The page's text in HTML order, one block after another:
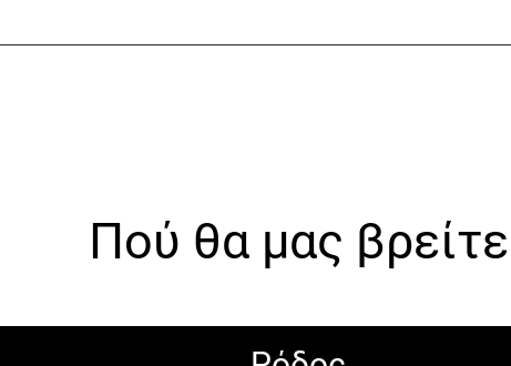
Πού θα μας βρείτε